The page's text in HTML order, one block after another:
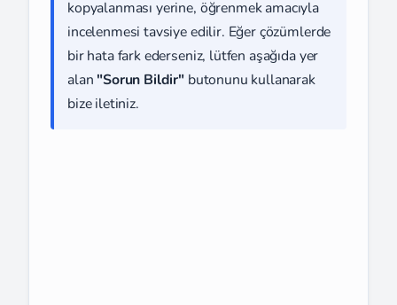
kopyalanması yerine, öğrenmek amacıyla
incelenmesi tavsiye edilir. Eğer çözümlerde
bir hata fark ederseniz, lütfen aşağıda yer
alan "Sorun Bildir" butonunu kullanarak
bize iletiniz.